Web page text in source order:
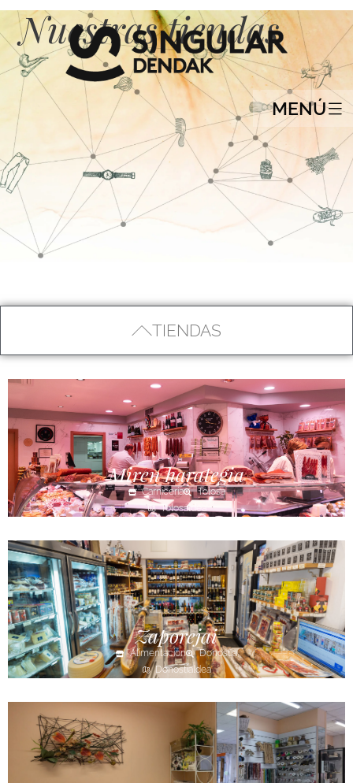
MENÚ
Nuestras tiendas
TIENDAS
Miren harategia
Carnicería
Tolosa
Tolosaldea
Zaporejai
Alimentación
Donostia
Donostialdea